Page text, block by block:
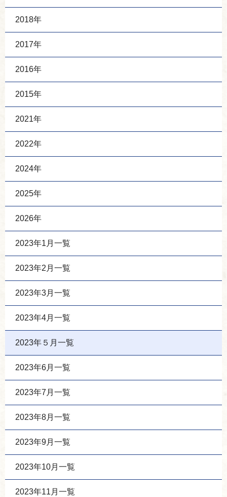
2018年
2017年
2016年
2015年
2021年
2022年
2024年
2025年
2026年
2023年1月一覧
2023年2月一覧
2023年3月一覧
2023年4月一覧
2023年５月一覧
2023年6月一覧
2023年7月一覧
2023年8月一覧
2023年9月一覧
2023年10月一覧
2023年11月一覧